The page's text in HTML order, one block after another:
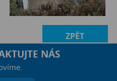
ZPĚT
NÁS